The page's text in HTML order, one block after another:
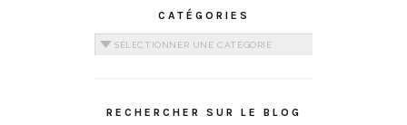
CATÉGORIES
Catégories
RECHERCHER SUR LE BLOG